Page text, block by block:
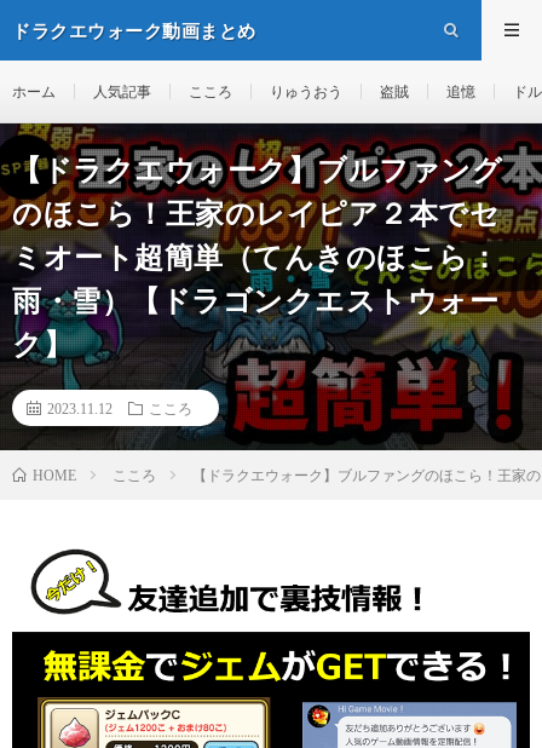
ドラクエウォーク動画まとめ
ホーム 人気記事 こころ りゅうおう 盗賊 追憶 ド
【ドラクエウォーク】ブルファング
のほこら！王家のレイピア２本でセ
ミオート超簡単（てんきのほこら：
雨・雪）【ドラゴンクエストウォー
ク】
2023.11.12 こころ
HOME こころ 【ドラクエウォーク】ブルファングのほこら！王